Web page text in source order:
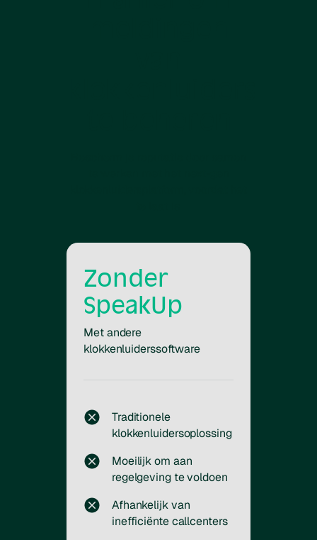
Zonder
SpeakUp
Met andere
klokkenluiderssoftware
Traditionele
klokkenluidersoplossing
Moeilijk om aan
regelgeving te voldoen
Afhankelijk van
inefficiënte callcenters